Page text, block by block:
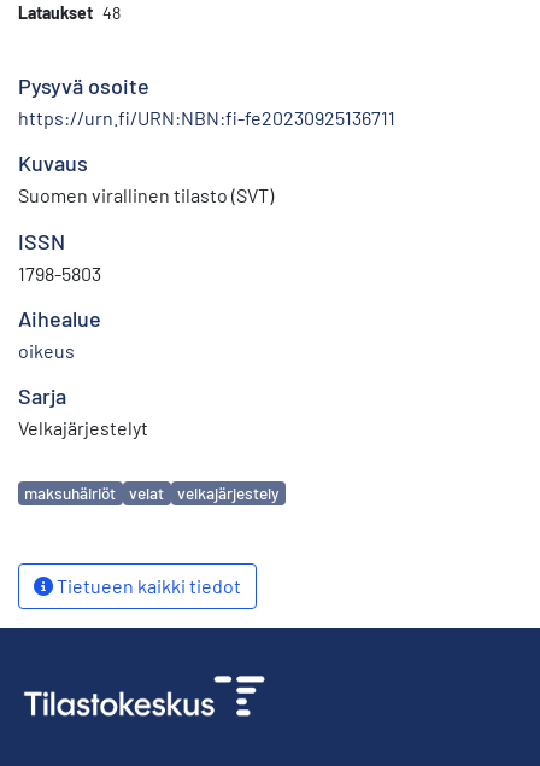
Lataukset 48
Pysyvä osoite
https://urn.fi/URN:NBN:fi-fe20230925136711
Kuvaus
Suomen virallinen tilasto (SVT)
ISSN
1798-5803
Aihealue
oikeus
Sarja
Velkajärjestelyt
Avainsanat
maksuhäiriöt velat velkajärjestely
Tietueen kaikki tiedot